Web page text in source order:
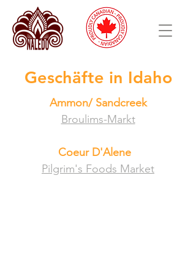
Geschäfte in Idaho
Ammon/ Sandcreek
Broulims-Markt
Coeur D'Alene
Pilgrim's Foods Market